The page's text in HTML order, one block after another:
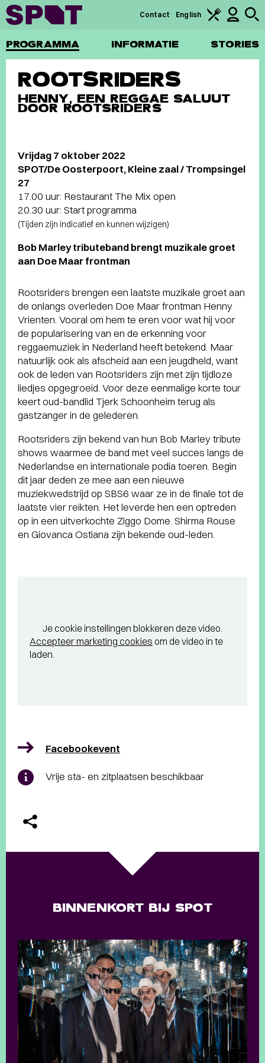
PROGRAMMA INFORMATIE STORIES
Contact English
ROOTSRIDERS
HENNY, EEN REGGAE SALUUT
DOOR ROOTSRIDERS
Vrijdag 7 oktober 2022
SPOT/De Oosterpoort, Kleine zaal / Trompsingel
27
17.00 uur: Restaurant The Mix open
20.30 uur: Start programma
(Tijden zijn indicatief en kunnen wijzigen)
Bob Marley tributeband brengt muzikale groet
aan Doe Maar frontman
Rootsriders brengen een laatste muzikale groet aan
de onlangs overleden Doe Maar frontman Henny
Vrienten. Vooral om hem te eren voor wat hij voor
de popularisering van en de erkenning voor
reggaemuziek in Nederland heeft betekend. Maar
natuurlijk ook als afscheid aan een jeugdheld, want
ook de leden van Rootsriders zijn met zijn tijdloze
liedjes opgegroeid. Voor deze eenmalige korte tour
keert oud-bandlid Tjerk Schoonheim terug als
gastzanger in de gelederen.
Rootsriders zijn bekend van hun Bob Marley tribute
shows waarmee de band met veel succes langs de
Nederlandse en internationale podia toeren. Begin
dit jaar deden ze mee aan een nieuwe
muziekwedstrijd op SBS6 waar ze in de finale tot de
laatste vier reikten. Het leverde hen een optreden
op in een uitverkochte Ziggo Dome. Shirma Rouse
en Giovanca Ostiana zijn bekende oud-leden.
Je cookie instellingen blokkeren deze video.
Accepteer marketing cookies om de video in te
laden.
Facebookevent
Vrije sta- en zitplaatsen beschikbaar
BINNENKORT BIJ SPOT